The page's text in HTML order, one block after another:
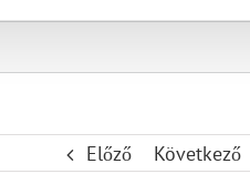
Előző Következő